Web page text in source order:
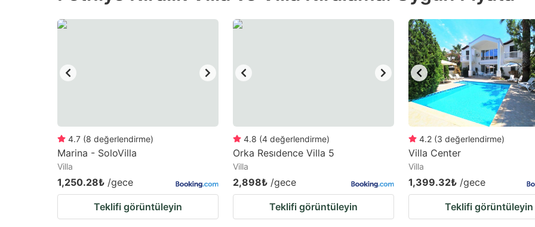
keyboard
shortcuts
for
changing
dates.
keyboard
shortcuts
for
changing
dates.
4.7 (8 değerlendirme)
Marina - SoloVilla
Villa
1,250.28₺ /gece
Teklifi görüntüleyin
4.8 (4 değerlendirme)
Orka Resıdence Villa 5
Villa
2,898₺ /gece
Teklifi görüntüleyin
4.2 (3 değerlendirme)
Villa Center
Villa
1,399.32₺ /gece
Teklifi görüntüleyin